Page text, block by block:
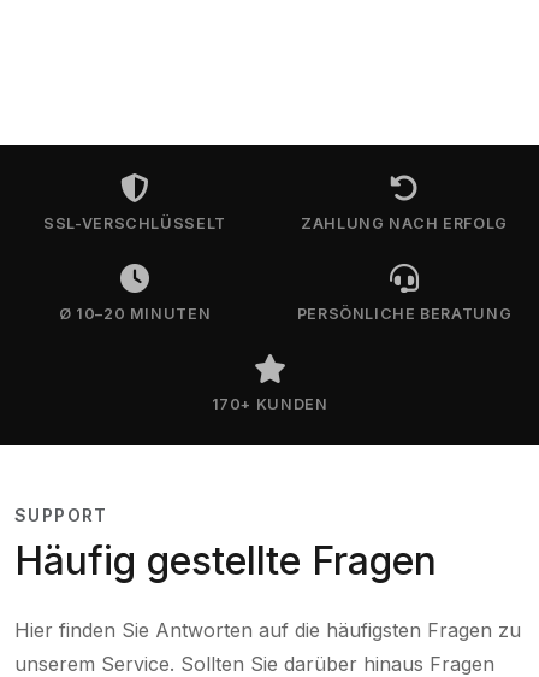
SSL-VERSCHLÜSSELT ZAHLUNG NACH ERFOLG
Ø 10–20 MINUTEN PERSÖNLICHE BERATUNG
170+ KUNDEN
SUPPORT
Häufig gestellte Fragen
Hier finden Sie Antworten auf die häufigsten Fragen zu
unserem Service. Sollten Sie darüber hinaus Fragen